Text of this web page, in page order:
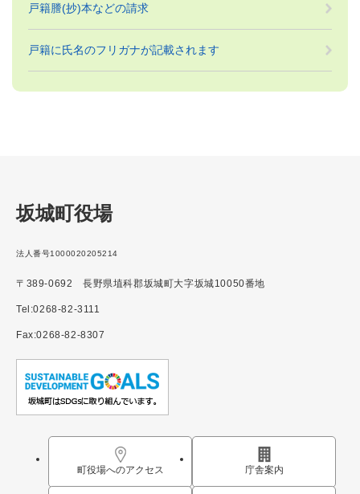
戸籍謄(抄)本などの請求
戸籍に氏名のフリガナが記載されます
坂城町役場
法人番号1000020205214
〒389-0692 長野県埴科郡坂城町大字坂城10050番地
Tel:0268-82-3111
Fax:0268-82-8307
町役場へのアクセス 庁舎案内